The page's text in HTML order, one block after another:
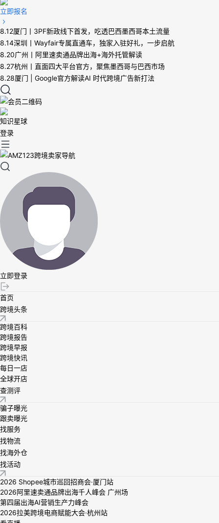
立即报名
8.12厦门丨3PF新政线下首发，吃透巴西墨西哥本土流量
8.14深圳丨Wayfair专属直通车，独家入驻好礼，一步启航
8.20广州丨阿里速卖通品牌出海+海外托管解读
8.27杭州丨直面四大平台官方，聚焦墨西哥与巴西市场
8.28厦门 | Google官方解读AI 时代跨境广告新打法
知识星球
登录
立即登录
首页
跨境头条
跨境百科
跨境报告
跨境早报
跨境快讯
每日一店
全球开店
查测评
骗子曝光
跟卖曝光
找服务
找物流
找海外仓
找活动
2026 Shopee城市巡回招商会·厦门站
2026阿里速卖通品牌出海千人峰会 广州场
第四届出海AI营销生产力峰会
2026拉美跨境电商赋能大会·杭州站